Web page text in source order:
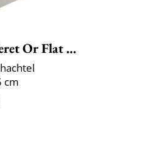
Or Flat Cap Box
cm